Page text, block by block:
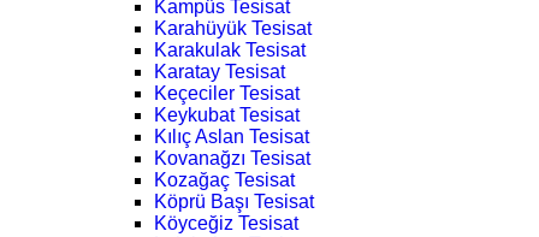
Kampüs Tesisat
Karahüyük Tesisat
Karakulak Tesisat
Karatay Tesisat
Keçeciler Tesisat
Keykubat Tesisat
Kılıç Aslan Tesisat
Kovanağzı Tesisat
Kozağaç Tesisat
Köprü Başı Tesisat
Köyceğiz Tesisat